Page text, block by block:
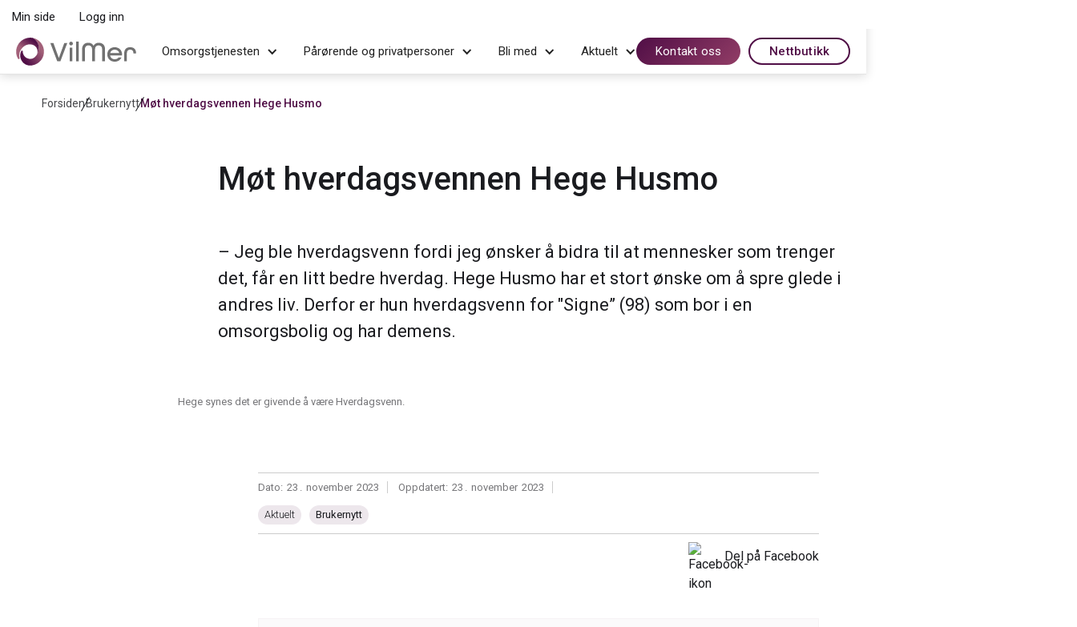
Min side Logg inn
Omsorgstjenesten Pårørende og privatpersoner Bli med Aktuelt Kontakt oss Nettbutikk
ForsidenBrukernyttMøt hverdagsvennen Hege Husmo
Møt hverdagsvennen Hege Husmo
– Jeg ble hverdagsvenn fordi jeg ønsker å bidra til at mennesker som trenger
det, får en litt bedre hverdag. Hege Husmo har et stort ønske om å spre glede i
andres liv. Derfor er hun hverdagsvenn for "Signe” (98) som bor i en
omsorgsbolig og har demens.
Hege synes det er givende å være Hverdagsvenn.
Dato: 23 . november 2023 Oppdatert: 23 . november 2023
Aktuelt Brukernytt
Del på Facebook